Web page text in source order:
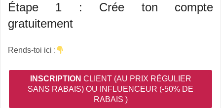
Étape 1 : Crée ton compte
gratuitement
Rends-toi ici :
INSCRIPTION CLIENT (AU PRIX RÉGULIER
SANS RABAIS) OU INFLUENCEUR (-50% DE
RABAIS )